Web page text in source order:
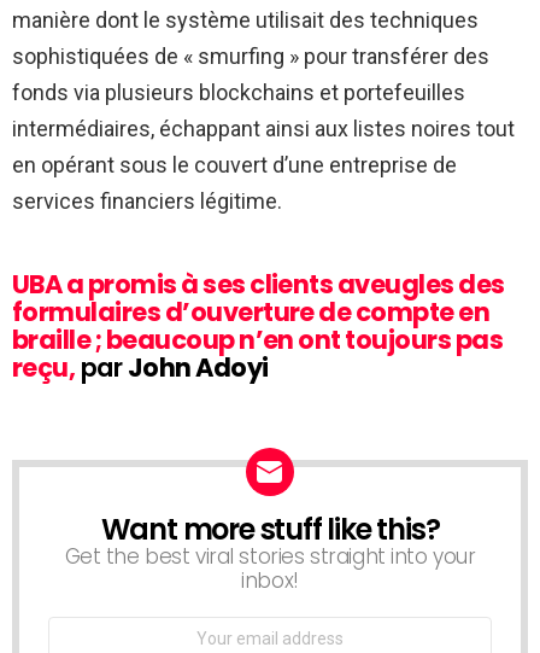
manière dont le système utilisait des techniques
sophistiquées de « smurfing » pour transférer des
fonds via plusieurs blockchains et portefeuilles
intermédiaires, échappant ainsi aux listes noires tout
en opérant sous le couvert d’une entreprise de
services financiers légitime.
UBA a promis à ses clients aveugles des
formulaires d’ouverture de compte en
braille ; beaucoup n’en ont toujours pas
reçu, parJohn Adoyi
NEWSLETTER
Want more stuff like this?
Get the best viral stories straight into your
inbox!